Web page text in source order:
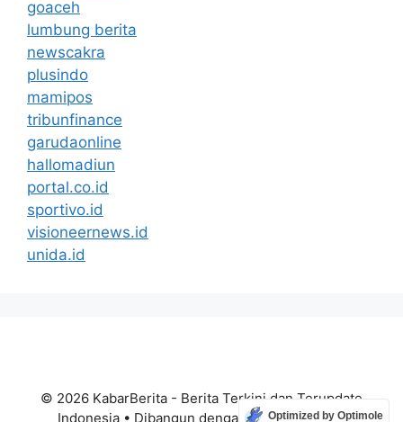
goaceh
lumbung berita
newscakra
plusindo
mamipos
tribunfinance
garudaonline
hallomadiun
portal.co.id
sportivo.id
visioneernews.id
unida.id
© 2026 KabarBerita - Berita Terkini dan Terupdate
Indonesia• Dibangun denganGeneratePress
Optimized by Optimole